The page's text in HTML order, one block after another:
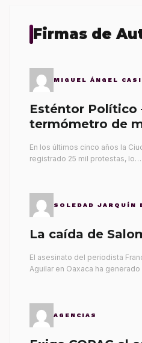
Firmas de
MIGUEL ÁNGEL
Esténtor Político
termómetro de
En los últimos cinco años la
registrado 25 mil protestas, lo…
SOLEDAD JARQUÍN
La caída de
El asesinato del periodista
Aguilar en Oaxaca ha
AGENCIAS